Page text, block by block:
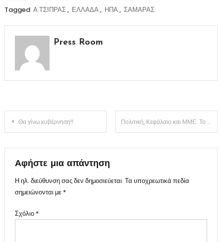
Tagged Α.ΤΣΙΠΡΑΣ, ΕΛΛΑΔΑ, ΗΠΑ, ΣΑΜΑΡΑΣ
Press Room
Πλοήγηση
Θα γίνω κυβέρνηση!! Πολιτική, Κεφάλαιο και ΜΜΕ: Το τρίγωνο της εξουσίας
Αφήστε μια απάντηση
Η ηλ. διεύθυνση σας δεν δημοσιεύεται. Τα υποχρεωτικά πεδία
σημειώνονται με *
Σχόλιο *